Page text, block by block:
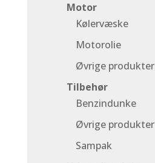
Motor
Kølervæske
Motorolie
Øvrige produkter
Tilbehør
Benzindunke
Øvrige produkter
Sampak